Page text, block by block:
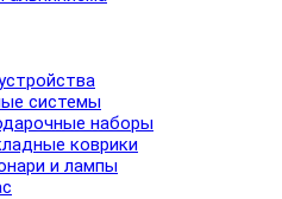
системы
наборы
коврики
и лампы